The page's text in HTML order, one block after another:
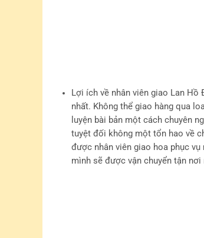
Lợi ích về nhân viên giao Lan Hồ
nhất. Không thể giao hàng qua
luyện bài bản một cách chuyên
tuyệt đối không một tổn hao về
được nhân viên giao hoa phục
mình sẽ được vận chuyển tận